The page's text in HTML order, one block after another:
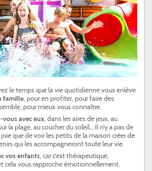
le temps que la vie quotidienne vous enlève
famille, pour en profiter, pour faire des
pour mieux vous connaître.
vous avec eux, dans les aires de jeux, au
la plage, au coucher du soleil… Il n’y a pas de
que de voir les petits de la maison créer de
qui les accompagneront toute leur vie.
vos enfants, car c’est thérapeutique,
cela vous rapproche émotionnellement.